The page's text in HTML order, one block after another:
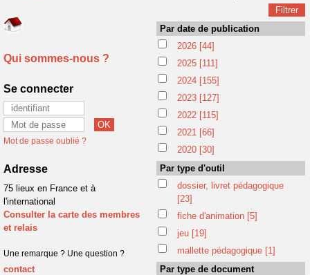
Qui sommes-nous ?
Se connecter
Mot de passe oublié ?
Adresse
75 lieux en France et à
l'international
Consulter la carte des membres
et relais
Une remarque ? Une question ?
contact
Par date de publication
2026 [44]
2025 [111]
2024 [155]
2023 [127]
2022 [115]
2021 [66]
2020 [30]
Par type d'outil
dossier, livret pédagogique
[23]
fiche d'animation [5]
jeu [19]
mallette pédagogique [1]
Par type de document